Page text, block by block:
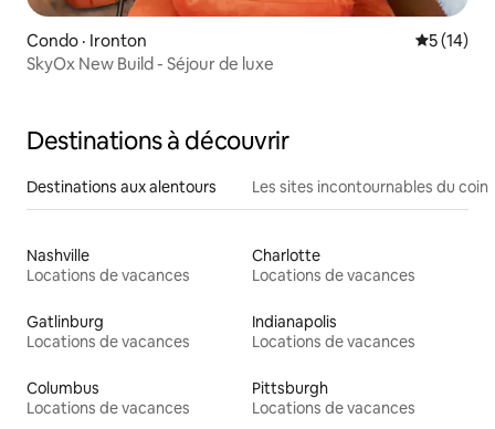
Condo · Ironton Note
5 (14)
SkyOx New Build - Séjour de luxe
Destinations à découvrir
Destinations aux alentours Les sites incontournables du coin
Nashville
Locations de vacances
Charlotte
Locations de vacances
Gatlinburg
Locations de vacances
Indianapolis
Locations de vacances
Columbus
Locations de vacances
Pittsburgh
Locations de vacances